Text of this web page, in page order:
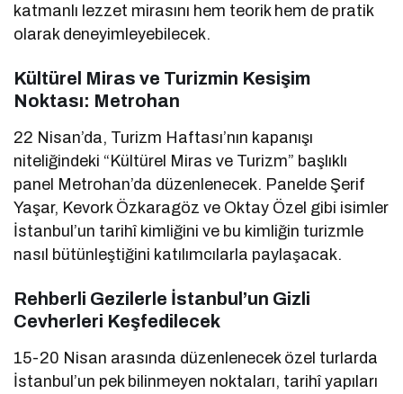
katmanlı lezzet mirasını hem teorik hem de pratik
olarak deneyimleyebilecek.
Kültürel Miras ve Turizmin Kesişim
Noktası: Metrohan
22 Nisan’da, Turizm Haftası’nın kapanışı
niteliğindeki “Kültürel Miras ve Turizm” başlıklı
panel Metrohan’da düzenlenecek. Panelde Şerif
Yaşar, Kevork Özkaragöz ve Oktay Özel gibi isimler
İstanbul’un tarihî kimliğini ve bu kimliğin turizmle
nasıl bütünleştiğini katılımcılarla paylaşacak.
Rehberli Gezilerle İstanbul’un Gizli
Cevherleri Keşfedilecek
15-20 Nisan arasında düzenlenecek özel turlarda
İstanbul’un pek bilinmeyen noktaları, tarihî yapıları